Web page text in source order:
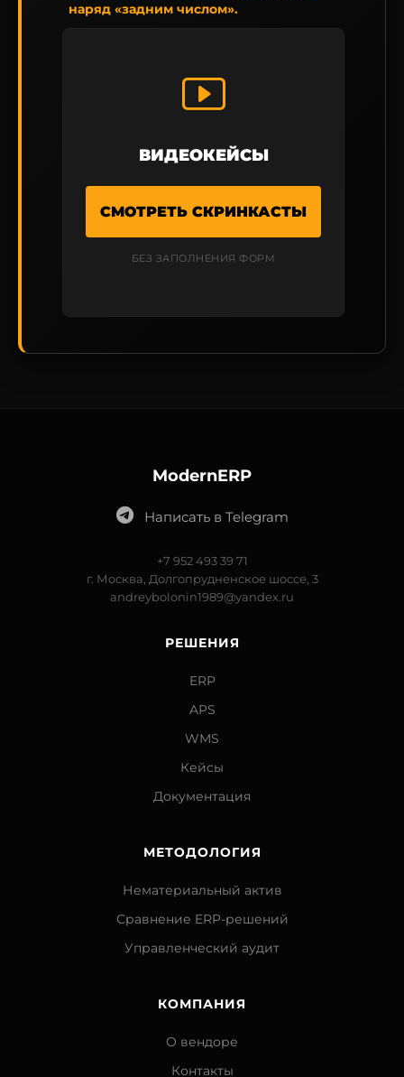
наряд «задним числом».
ВИДЕОКЕЙСЫ
СМОТРЕТЬ СКРИНКАСТЫ
БЕЗ ЗАПОЛНЕНИЯ ФОРМ
ModernERP
Написать в Telegram
+7 952 493 39 71
г. Москва, Долгопрудненское шоссе, 3
andreybolonin1989@yandex.ru
РЕШЕНИЯ
ERP
APS
WMS
Кейсы
Документация
МЕТОДОЛОГИЯ
Нематериальный актив
Сравнение ERP-решений
Управленческий аудит
КОМПАНИЯ
О вендоре
Контакты